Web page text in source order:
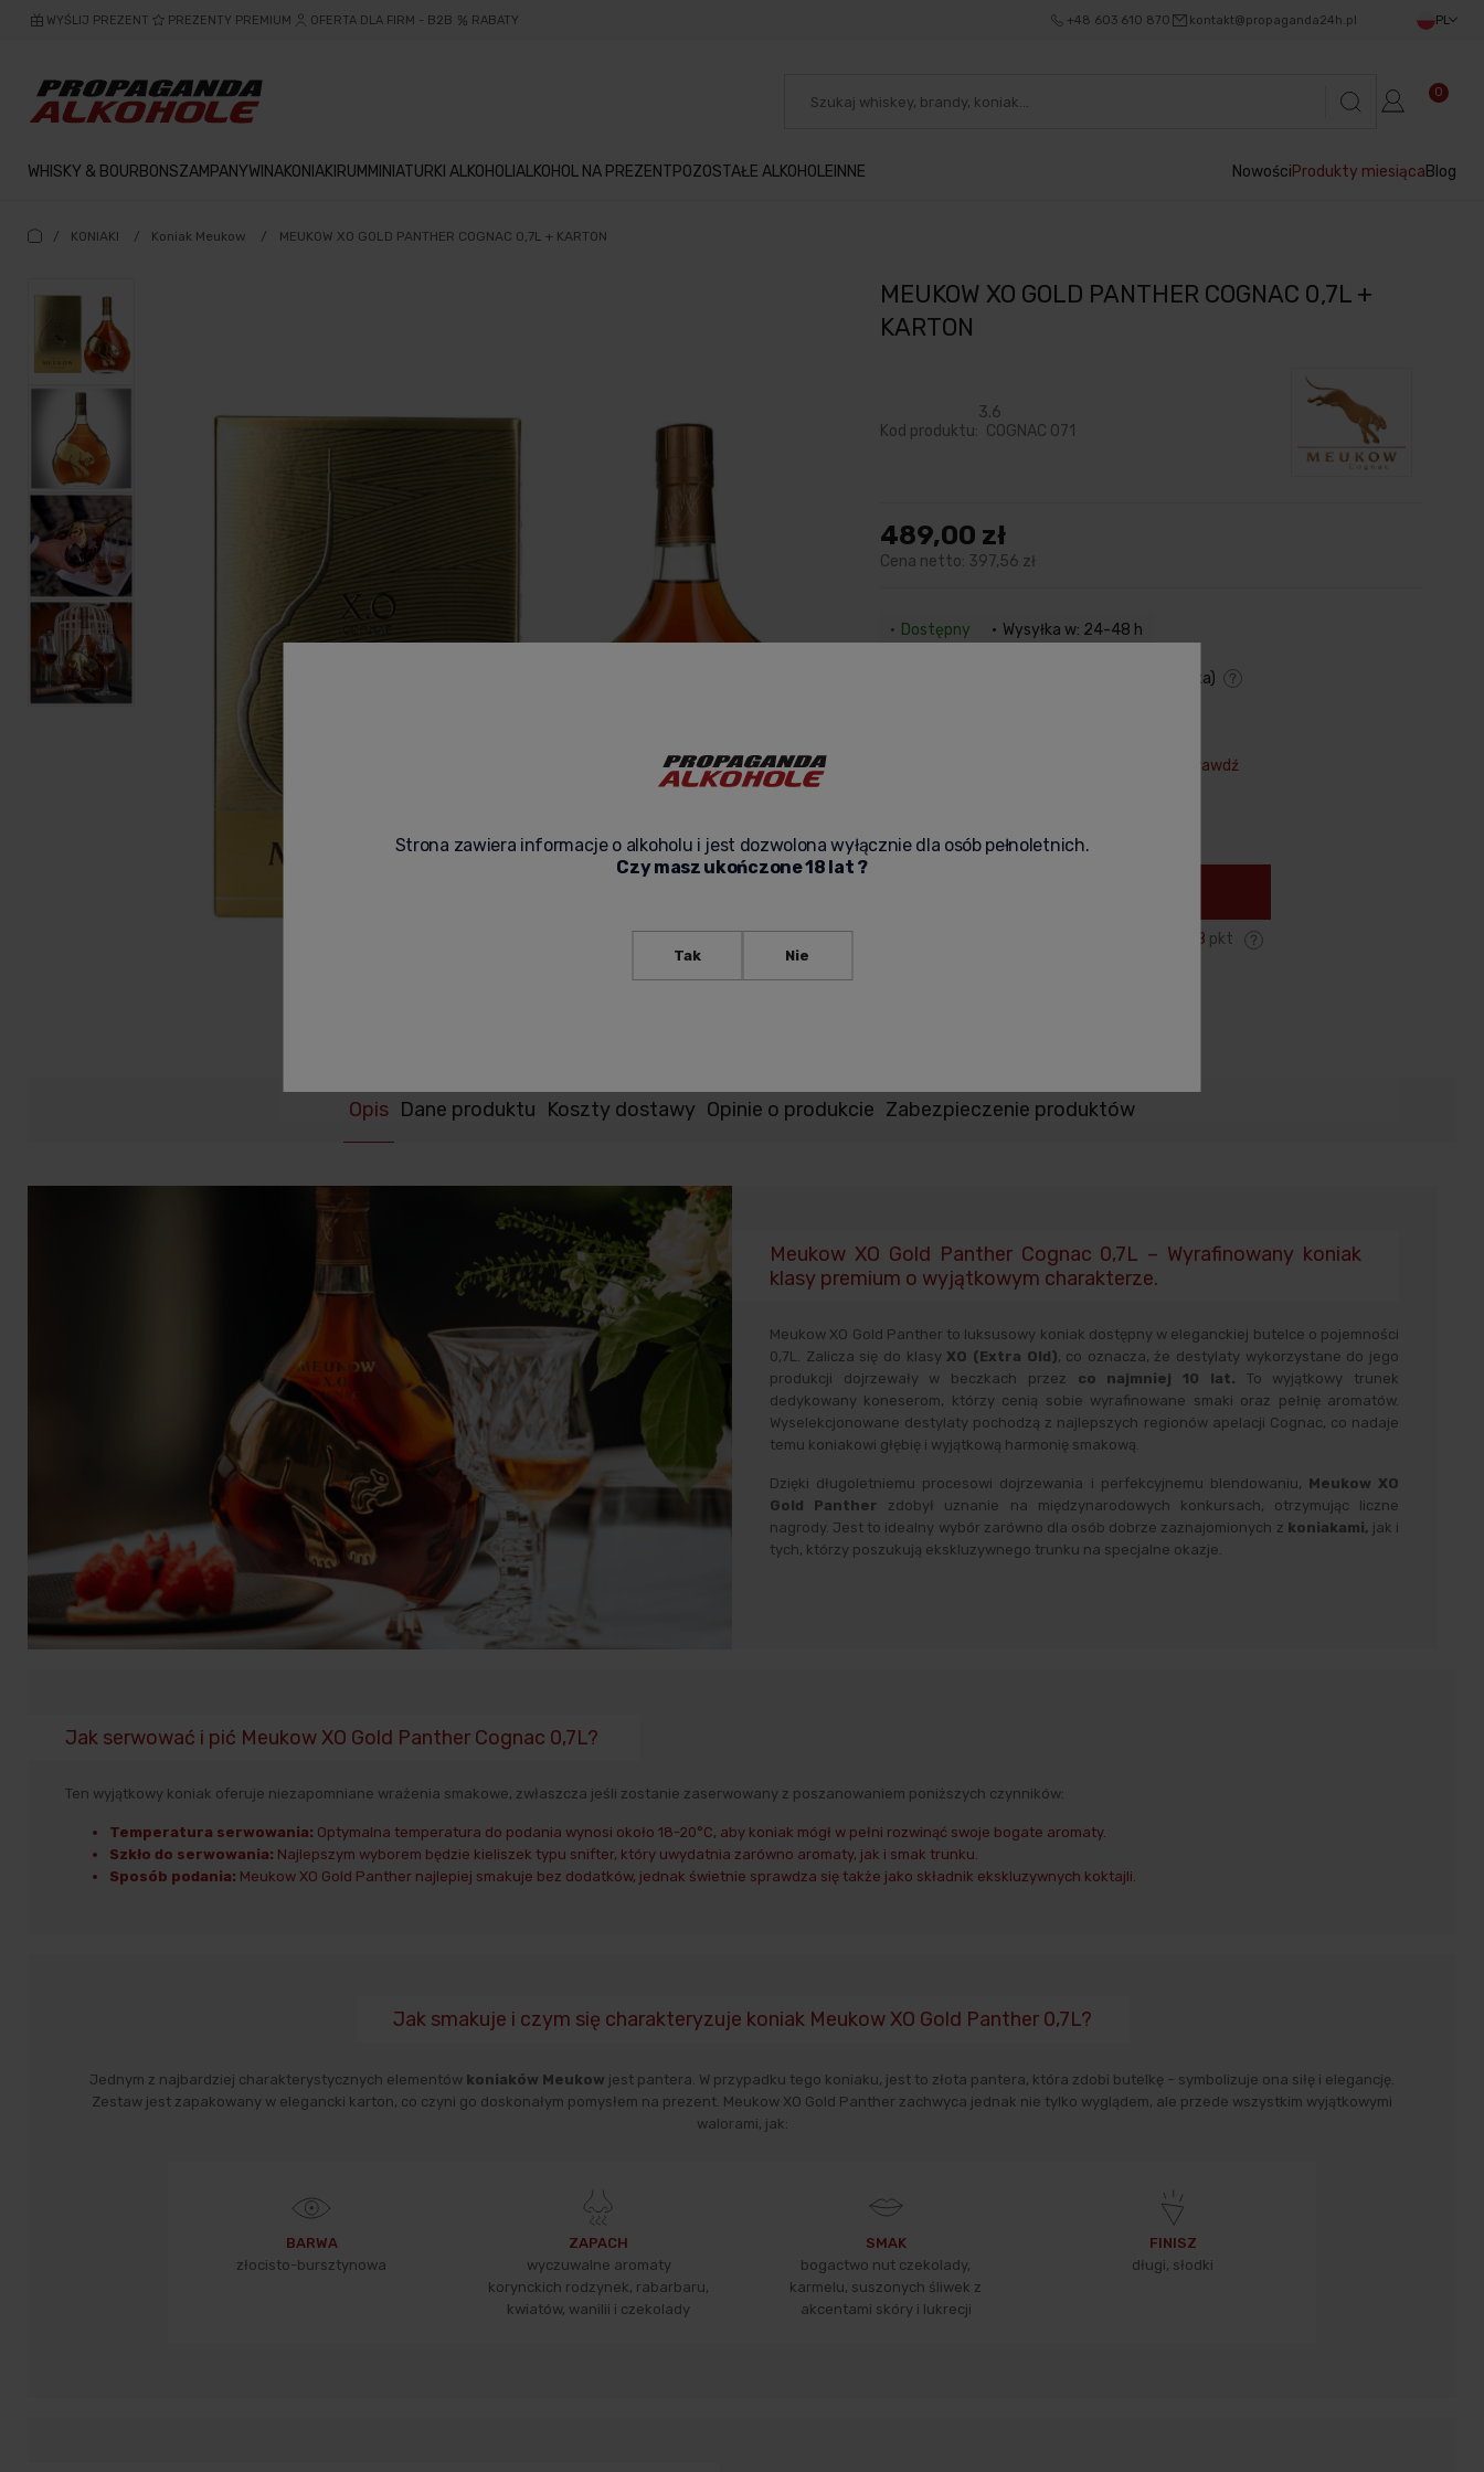
WYŚLIJ PREZENT PREZENTY PREMIUM OFERTA DLA FIRM - B2B RABATY +48 603 610 870 kontakt@propaganda24h.pl PL
0
WHISKY & BOURBONSZAMPANYWINAKONIAKI RUM MINIATURKI ALKOHOLIALKOHOL NA PREZENTPOZOSTAŁE ALKOHOLE INNE NowościProdukty miesiącaBlog
/ KONIAKI / Koniak Meukow / MEUKOW XO GOLD PANTHER COGNAC 0,7L + KARTON
MEUKOW XO GOLD PANTHER COGNAC 0,7L +
KARTON
3.6
Kod produktu: COGNAC 071
489,00 zł
Cena netto: 397,56 zł
Dostępny Wysyłka w: 24-48 h
(Polska)
Sprawdź
- +
978 pkt
Opis Dane produktu Koszty dostawy Opinie o produkcie Zabezpieczenie produktów
Meukow XO Gold Panther Cognac 0,7L – Wyrafinowany koniak
klasy premium o wyjątkowym charakterze.
Meukow XO Gold Panther to luksusowy koniak dostępny w eleganckiej butelce o pojemności
0,7L. Zalicza się do klasy XO (Extra Old), co oznacza, że destylaty wykorzystane do jego
produkcji dojrzewały w beczkach przez co najmniej 10 lat. To wyjątkowy trunek
dedykowany koneserom, którzy cenią sobie wyrafinowane smaki oraz pełnię aromatów.
Wyselekcjonowane destylaty pochodzą z najlepszych regionów apelacji Cognac, co nadaje
temu koniakowi głębię i wyjątkową harmonię smakową.
Dzięki długoletniemu procesowi dojrzewania i perfekcyjnemu blendowaniu, Meukow XO
Gold Panther zdobył uznanie na międzynarodowych konkursach, otrzymując liczne
nagrody. Jest to idealny wybór zarówno dla osób dobrze zaznajomionych z koniakami, jak i
tych, którzy poszukują ekskluzywnego trunku na specjalne okazje.
Jak serwować i pić Meukow XO Gold Panther Cognac 0,7L?
Ten wyjątkowy koniak oferuje niezapomniane wrażenia smakowe, zwłaszcza jeśli zostanie zaserwowany z poszanowaniem poniższych czynników:
Temperatura serwowania: Optymalna temperatura do podania wynosi około 18-20°C, aby koniak mógł w pełni rozwinąć swoje bogate aromaty.
Szkło do serwowania: Najlepszym wyborem będzie kieliszek typu snifter, który uwydatnia zarówno aromaty, jak i smak trunku.
Sposób podania: Meukow XO Gold Panther najlepiej smakuje bez dodatków, jednak świetnie sprawdza się także jako składnik ekskluzywnych koktajli.
Jak smakuje i czym się charakteryzuje koniak Meukow XO Gold Panther 0,7L?
Jednym z najbardziej charakterystycznych elementów koniaków Meukow jest pantera. W przypadku tego koniaku, jest to złota pantera, która zdobi butelkę – symbolizuje ona siłę i elegancję.
Zestaw jest zapakowany w elegancki karton, co czyni go doskonałym pomysłem na prezent. Meukow XO Gold Panther zachwyca jednak nie tylko wyglądem, ale przede wszystkim wyjątkowymi
walorami, jak:
BARWA
złocisto-bursztynowa
ZAPACH
wyczuwalne aromaty
korynckich rodzynek, rabarbaru,
kwiatów, wanilii i czekolady
SMAK
bogactwo nut czekolady,
karmelu, suszonych śliwek z
akcentami skóry i lukrecji
FINISZ
długi, słodki
Strona zawiera informacje o alkoholu i jest dozwolona wyłącznie dla osób pełnoletnich.
Czy masz ukończone 18 lat ?
Tak Nie